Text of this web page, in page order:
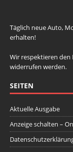
Täglich neue Auto,
erhalten!
Wir respektieren den
widerrufen werden.
SEITEN
Aktuelle Ausgabe
Anzeige schalten –